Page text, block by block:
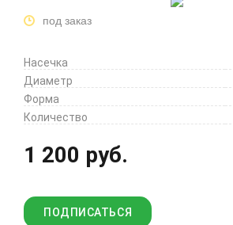
под заказ
Насечка
Диаметр
Форма
Количество
1 200 руб.
ПОДПИСАТЬСЯ